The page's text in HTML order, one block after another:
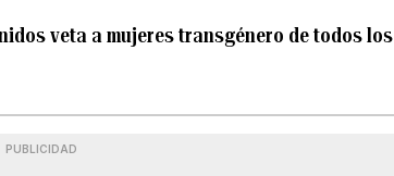
veta a mujeres transgénero de todos los
PUBLICIDAD